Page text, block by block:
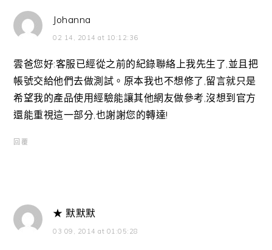
Johanna
02 14, 2014 at 10:12:36
雲爸您好:客服已經從之前的紀錄聯絡上我先生了,並且把
帳號交給他們去做測試。原本我也不想修了,留言就只是
希望我的產品使用經驗能讓其他網友做參考,沒想到官方
還能重視這一部分,也謝謝您的轉達!
回覆
★ 默默默
03 09, 2014 at 01:05:28